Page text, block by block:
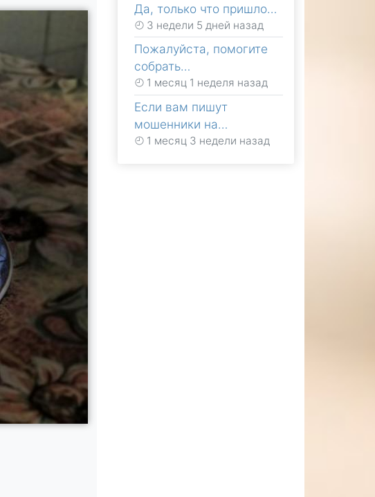
Да, только что пришло…
3 недели 5 дней назад
Пожалуйста, помогите
собрать…
1 месяц 1 неделя назад
Если вам пишут
мошенники на…
1 месяц 3 недели назад